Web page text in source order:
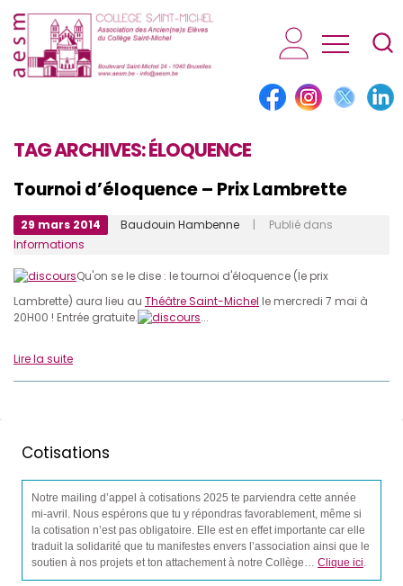
AESM...
TAG ARCHIVES:ÉLOQUENCE
Tournoi d’éloquence – Prix Lambrette
29 mars 2014 Baudouin Hambenne | Publié dans
Informations
Qu'on se le dise : le tournoi d'éloquence (le prix
Lambrette) aura lieu au Théâtre Saint-Michel le mercredi 7 mai à
20H00 ! Entrée gratuite.
...
Lire la suite
Cotisations
Notre mailing d’appel à cotisations 2025 te parviendra cette année
mi-avril. Nous espérons que tu y répondras favorablement, même si
la cotisation n’est pas obligatoire. Elle est en effet importante car elle
traduit la solidarité que tu manifestes envers l’association ainsi que le
soutien à nos projets et ton attachement à notre Collège… Clique ici.